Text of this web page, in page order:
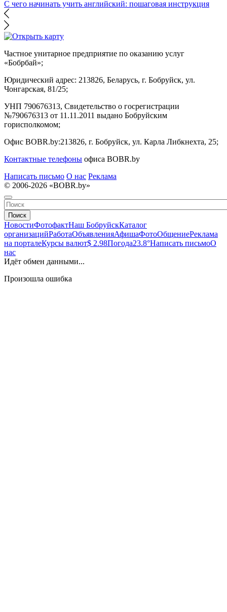
С чего начинать учить английский: пошаговая инструкция
Частное унитарное предприятие по оказанию услуг
«Бобрбай»;
Юридический адрес: 213826, Беларусь, г. Бобруйск, ул.
Чонгарская, 81/25;
УНП 790676313, Свидетельство о госрегистрации
№790676313 от 11.11.2011 выдано Бобруйским
горисполкомом;
Офис BOBR.by:213826, г. Бобруйск, ул. Карла Либкнехта, 25;
Контактные телефоны офиса BOBR.by
Написать письмо О нас Реклама
© 2006-2026 «BOBR.by»
Поиск
НовостиФотофактНаш БобруйскКаталог
организацийРаботаОбъявленияАфишаФотоОбщениеРеклама
на порталеКурсы валют$ 2.98Погода23.8°Написать письмоО
нас
Идёт обмен данными...
Произошла ошибка